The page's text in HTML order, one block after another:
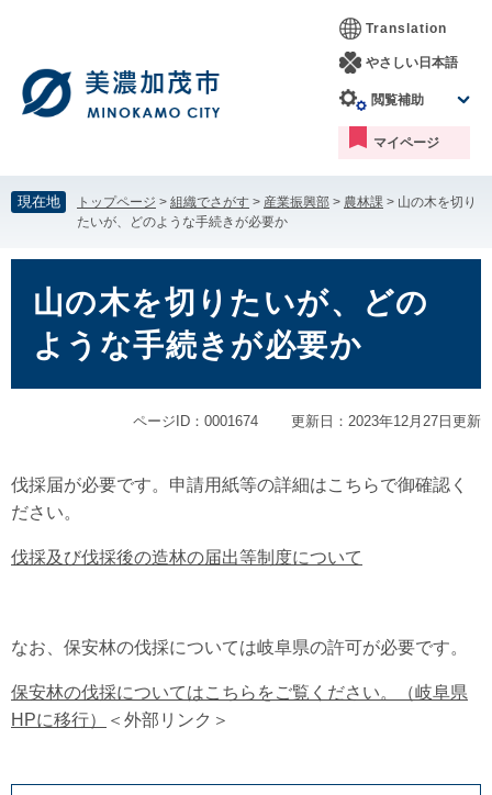
す。
し
て
本
へ
Translation
やさしい日本語
閲覧補助
マイページ
現在地 トップページ > 組織でさがす > 産業振興部 > 農林課 > 山の木を切り
たいが、どのような手続きが必要か
山の木を切りたいが、どの
ような手続きが必要か
ページID：0001674 更新日：2023年12月27日更新
伐採届が必要です。申請用紙等の詳細はこちらで御確認く
ださい。
伐採及び伐採後の造林の届出等制度について
なお、保安林の伐採については岐阜県の許可が必要です。
保安林の伐採についてはこちらをご覧ください。（岐阜県
HPに移行）
＜外部リンク＞